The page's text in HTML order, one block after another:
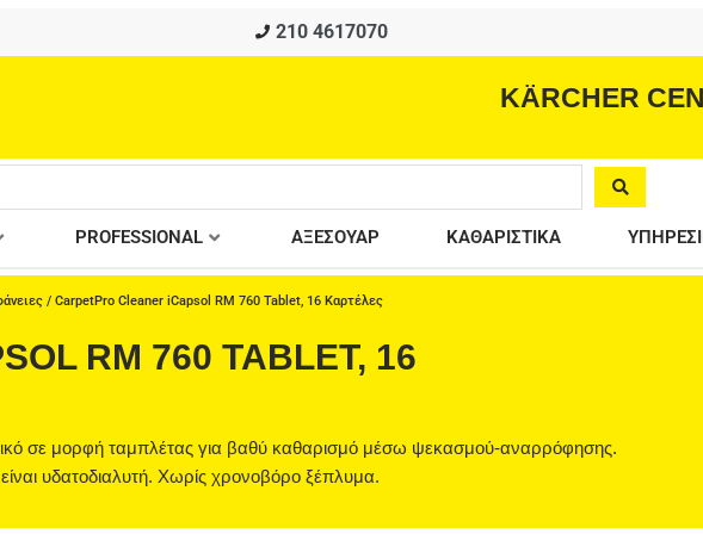
210 4617070
KÄRCHER
PROFESSIONAL ΑΞΕΣΟΥΑΡ ΚΑΘΑΡΙΣΤΙΚΑ
/ CarpetPro Cleaner iCapsol RM 760 Tablet, 16 Καρτέλες
RM 760 TABLET, 16
σε μορφή ταμπλέτας για βαθύ καθαρισμό μέσω ψεκασμού-αναρρόφησης.
υδατοδιαλυτή. Χωρίς χρονοβόρο ξέπλυμα.